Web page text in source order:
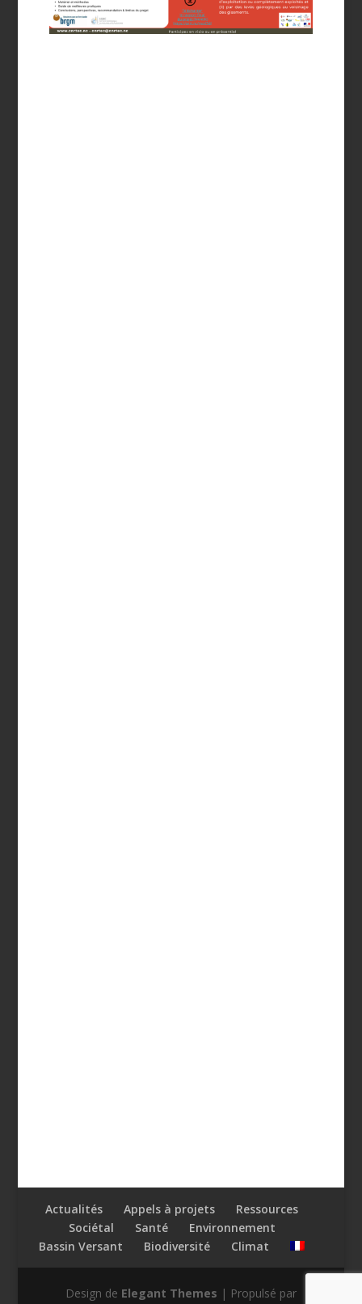
Actualités Appels à projets
Ressources
Sociétal
Santé
Environnement
Bassin Versant
Biodiversité Climat
Design de Elegant Themes | Propulsé par